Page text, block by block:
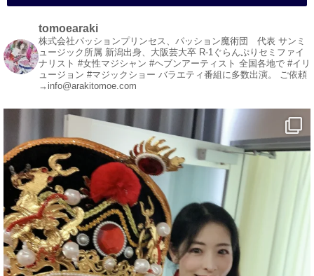
#変面ショー
#イベント
#宴会
#余興
1 5 X
マジシャン派遣 パッションプリンセス【公式】
@comedy_illusion · 7 Aug
お疲れ様です
YouTubeを更新しました
https://youtu.be/9sHKhUQBmUE @YouTube
#企業公式がお疲れ様を言い合う
#チャンネル登録おねがいします
#愛媛県
tomoearaki
株式会社パッションプリンセス、パッション魔術団 代表 サンミ
ュージック所属 新潟出身、大阪芸大卒 R-1ぐらんぷりセミファイ
ナリスト #女性マジシャン #ヘブンアーティスト 全国各地で #イリ
ュージョン #マジックショー バラエティ番組に多数出演。 ご依頼
→info@arakitomoe.com